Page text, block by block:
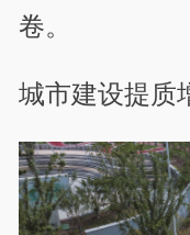
卷。
城市建设提质